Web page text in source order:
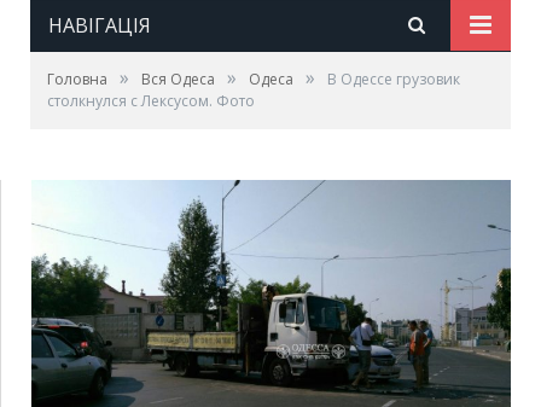
НАВІГАЦІЯ
Головна » Вся Одеса » Одеса »
В Одессе грузовик
столкнулся с Лексусом. Фото